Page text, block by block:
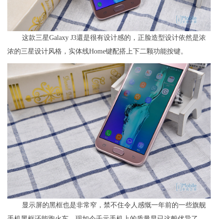
这款三星Galaxy J3還是很有设计感的，正脸造型设计依然是浓
浓的三星设计风格，实体线Home键配搭上下二颗功能按键。
显示屏的黑框也是非常窄，禁不住令人感慨一年前的一些旗舰